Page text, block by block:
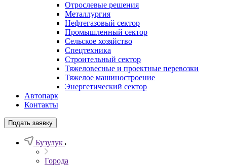
Отрослевые решения
Металлургия
Нефтегазовый сектор
Промышленный сектор
Сельское хозяйство
Спецтехника
Строительный сектор
Тяжеловесные и проектные перевозки
Тяжелое машиностроение
Энергетический сектор
Автопарк
Контакты
Подать заявку
Бузулук
Города